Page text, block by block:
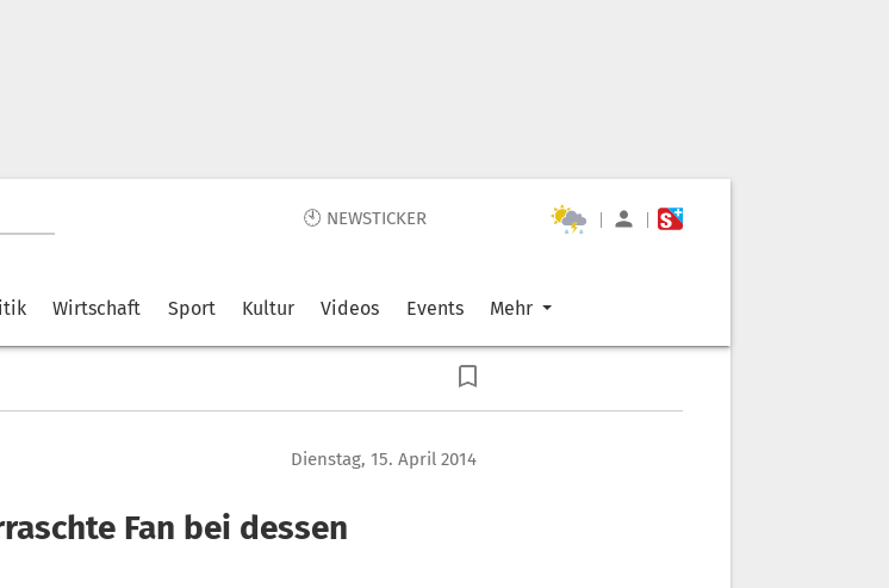
🕙 NEWSTICKER | |
Wirtschaft Sport Kultur Videos Events Mehr
Dienstag, 15. April 2014
Fan bei dessen